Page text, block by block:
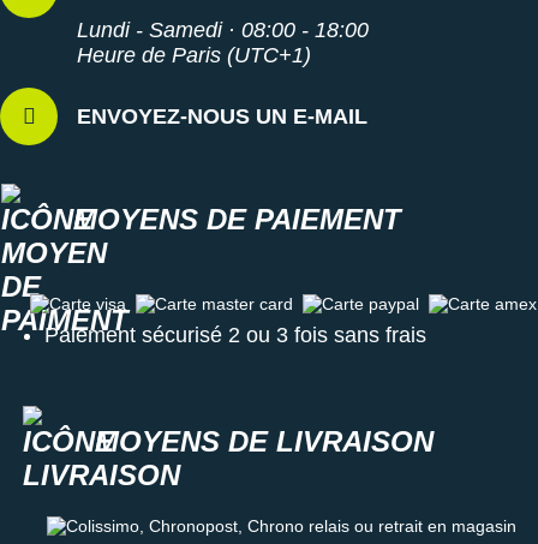
Lundi - Samedi · 08:00 - 18:00
Heure de Paris (UTC+1)
ENVOYEZ-NOUS UN E-MAIL
MOYENS DE PAIEMENT
Carte visa Carte master card Carte paypal Carte amex
Paiement sécurisé 2 ou 3 fois sans frais
MOYENS DE LIVRAISON
Colissimo, Chronopost, Chrono relais ou retrait en magasin